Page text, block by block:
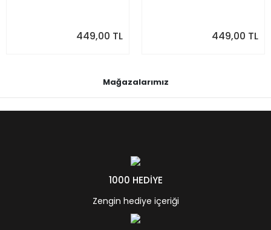
449,00 TL 449,00 TL
Mağazalarımız
1000 HEDİYE
Zengin hediye içeriği